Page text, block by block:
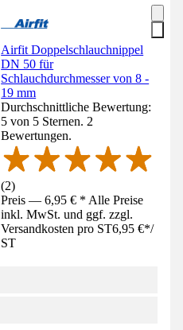
Airfit Doppelschlauchnippel
DN 50 für
Schlauchdurchmesser von 8 -
19 mm
Durchschnittliche Bewertung:
5 von 5 Sternen. 2
Bewertungen.
(2)
Preis — 6,95 € * Alle Preise
inkl. MwSt. und ggf. zzgl.
Versandkosten pro ST6,95 €*/
ST